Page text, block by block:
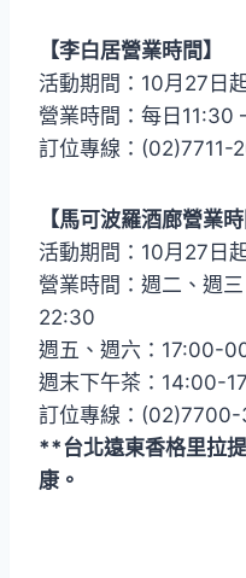
【李白居營業時間】
活動期間：10月27日
營業時間：每日11:30
訂位專線：(02)7711-
【馬可波羅酒廊營業時
活動期間：10月27日
營業時間：週二、週
22:30
週五、週六：17:00-
週末下午茶：14:00-
訂位專線：(02)7700-
**台北遠東香格里拉
康。